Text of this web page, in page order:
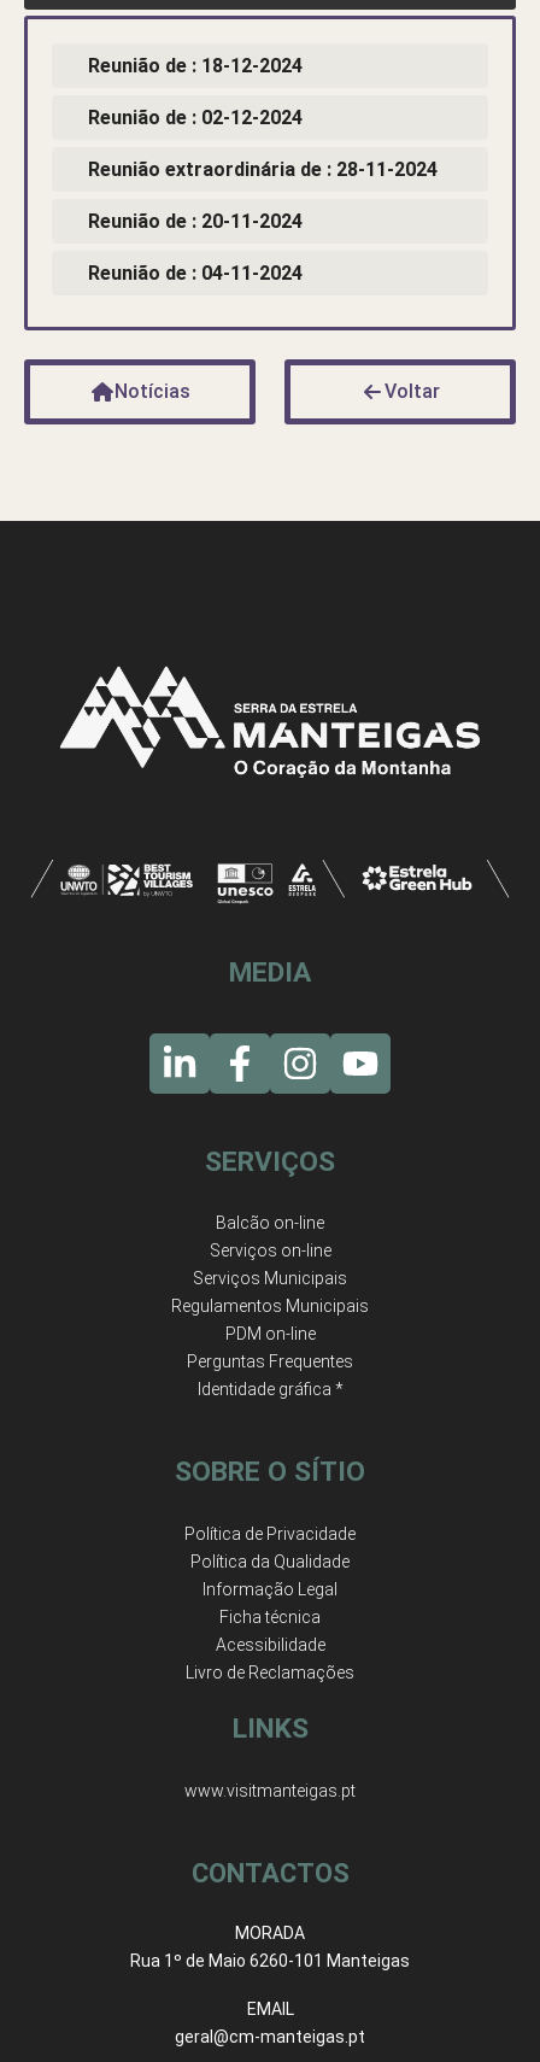
Reunião de : 18-12-2024
Reunião de : 02-12-2024
Reunião extraordinária de : 28-11-2024
Reunião de : 20-11-2024
Reunião de : 04-11-2024
Notícias Voltar
MEDIA
SERVIÇOS
Balcão on-line
Serviços on-line
Serviços Municipais
Regulamentos Municipais
PDM on-line
Perguntas Frequentes
Identidade gráfica *
SOBRE O SÍTIO
Política de Privacidade
Política da Qualidade
Informação Legal
Ficha técnica
Acessibilidade
Livro de Reclamações
LINKS
www.visitmanteigas.pt
CONTACTOS
MORADA
Rua 1º de Maio 6260-101 Manteigas
EMAIL
geral@cm-manteigas.pt